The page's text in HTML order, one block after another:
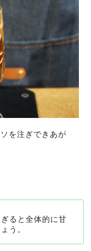
を注ぎできあが
ると全体的に甘
う。